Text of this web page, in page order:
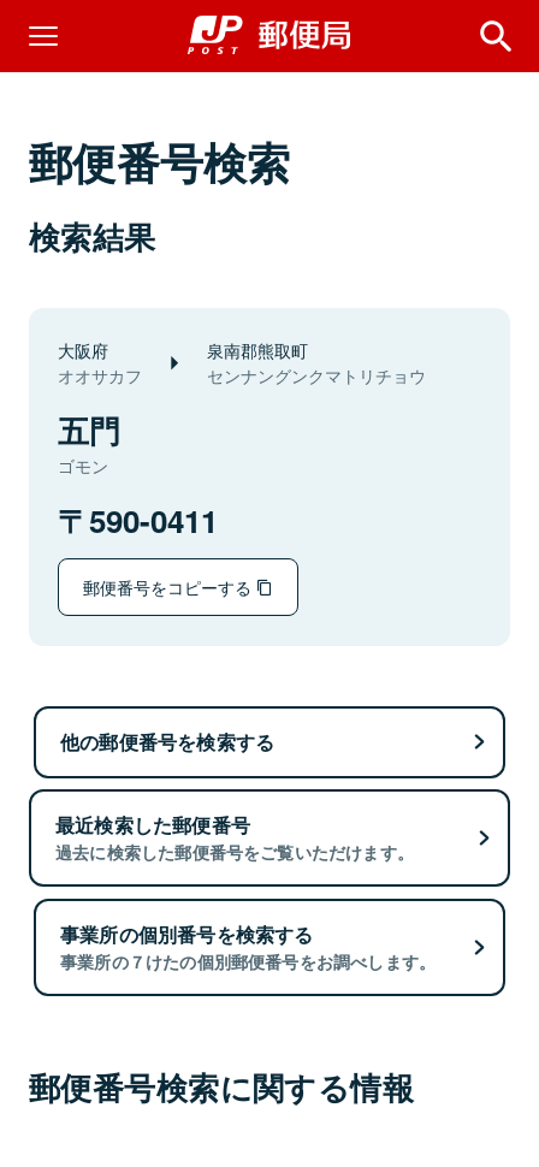
郵便番号検索
検索結果
大阪府
オオサカフ
泉南郡熊取町
センナングンクマトリチョウ
五門
ゴモン
590-0411
郵便番号をコピーする
他の郵便番号を検索する
最近検索した郵便番号
過去に検索した郵便番号をご覧いただけます。
事業所の個別番号を検索する
事業所の７けたの個別郵便番号をお調べします。
郵便番号検索に関する情報